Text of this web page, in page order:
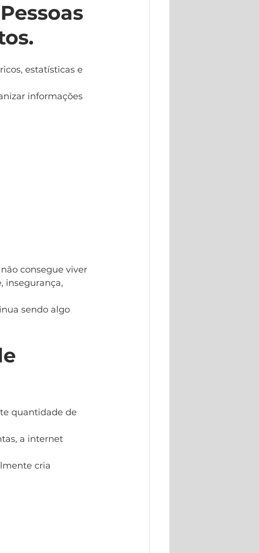
estatísticas e
informações
consegue viver
insegurança,
sendo algo
quantidade de
a internet
cria